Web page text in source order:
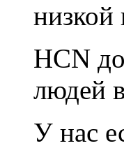
низкой
HCN
людей
У нас